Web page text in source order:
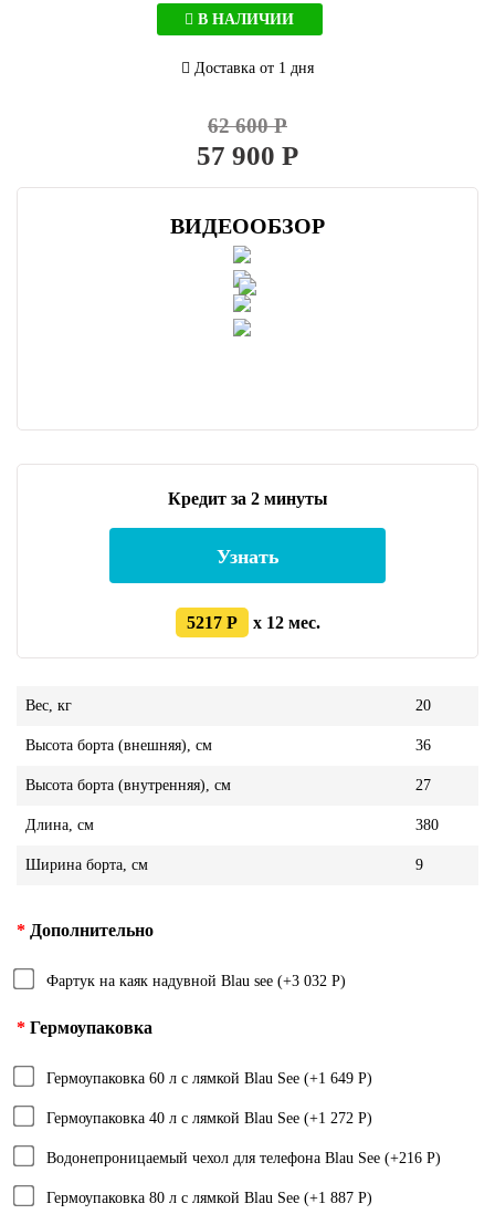
В НАЛИЧИИ
Доставка от 1 дня
62 600 Р
57 900 Р
ВИДЕООБЗОР
Кредит за 2 минуты
Узнать
5217 Р x 12 мес.
Вес, кг 20
Высота борта (внешняя), см 36
Высота борта (внутренняя), см 27
Длина, см 380
Ширина борта, см 9
Дополнительно
Фартук на каяк надувной Blau see (+3 032 Р)
Гермоупаковка
Гермоупаковка 60 л с лямкой Blau See (+1 649 Р)
Гермоупаковка 40 л с лямкой Blau See (+1 272 Р)
Водонепроницаемый чехол для телефона Blau See (+216 Р)
Гермоупаковка 80 л с лямкой Blau See (+1 887 Р)